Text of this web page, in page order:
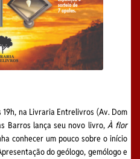
na Livraria Entrelivros (Av. Dom
Barros lança seu novo livro, À flor
conhecer um pouco sobre o início
do geólogo, gemólogo e